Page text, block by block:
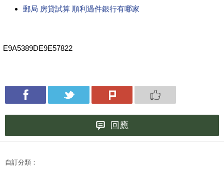
郵局 房貸試算 順利過件銀行有哪家
E9A5389DE9E57822
回應
自訂分類：